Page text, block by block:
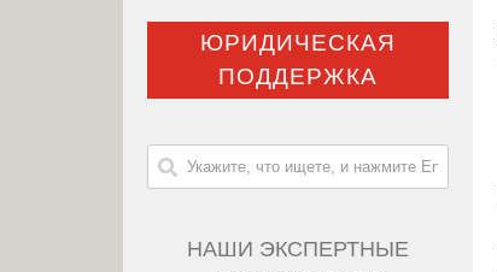
ЮРИДИЧЕСКАЯ
ПОДДЕРЖКА
НАШИ ЭКСПЕРТНЫЕ